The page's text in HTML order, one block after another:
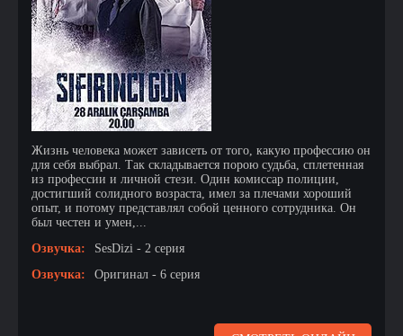
Жизнь человека может зависеть от того, какую профессию он
для себя выбрал. Так складывается порою судьба, сплетенная
из профессии и личной стези. Один комиссар полиции,
достигший солидного возраста, имел за плечами хороший
опыт, и потому представлял собой ценного сотрудника. Он
был честен и умен,...
Озвучка:
SesDizi - 2 серия
Озвучка:
Оригинал - 6 серия